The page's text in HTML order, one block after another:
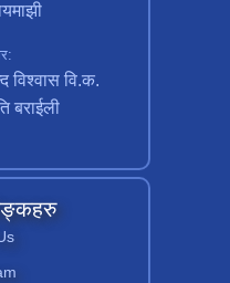
विश्वास वि.क.
बराईली